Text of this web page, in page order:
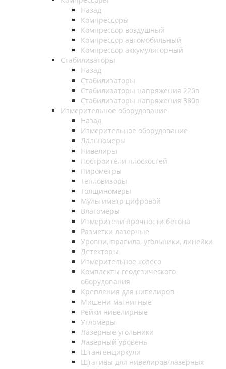
Назад
Компрессоры
Компрессор воздушный
Компрессор автомобильный
Компрессор аккумуляторный
Стабилизаторы
Назад
Стабилизаторы
Стабилизаторы напряжения 220в
Стабилизаторы напряжения 380в
Измерительное оборудование
Назад
Измерительное оборудование
Дальномеры
Нивелиры
Построители плоскостей
Пирометры
Тепловизоры
Толщиномеры
Мультиметр цифровой
Влагомеры
Измерители прочности бетона
Разметки лазерные
Уровни, правила, угольники, линейки
Детекторы
Измерительное колесо
Комплекты геодезического
оборудования
Крепления для нивелиров
Мишени магнитные
Рейки нивелирные
Угломеры
Лазерные угольники
Лазерный уровень
Штангенциркули
Штативы для нивелиров/лазерных